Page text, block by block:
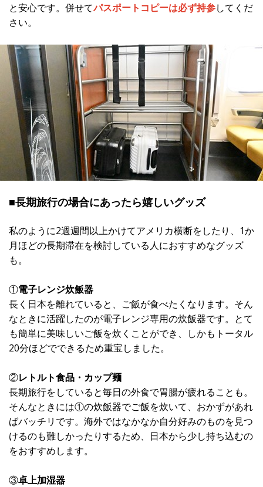
と安心です。併せてパスポートコピーは必ず持参してくだ
さい。
■長期旅行の場合にあったら嬉しいグッズ
私のように2週週間以上かけてアメリカ横断をしたり、1か
月ほどの長期滞在を検討している人におすすめなグッズ
も。
①電子レンジ炊飯器
長く日本を離れていると、ご飯が食べたくなります。そん
なときに活躍したのが電子レンジ専用の炊飯器です。とて
も簡単に美味しいご飯を炊くことができ、しかもトータル
20分ほどでできるため重宝しました。
②レトルト食品・カップ麺
長期旅行をしていると毎日の外食で胃腸が疲れることも。
そんなときには①の炊飯器でご飯を炊いて、おかずがあれ
ばバッチリです。海外ではなかなか自分好みのものを見つ
けるのも難しかったりするため、日本から少し持ち込むの
をおすすめします。
③卓上加湿器